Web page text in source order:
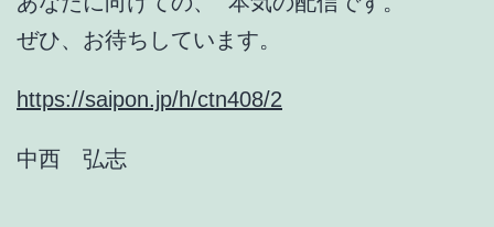
ぜひ、お待ちしています。
https://saipon.jp/h/ctn408/2
中西 弘志